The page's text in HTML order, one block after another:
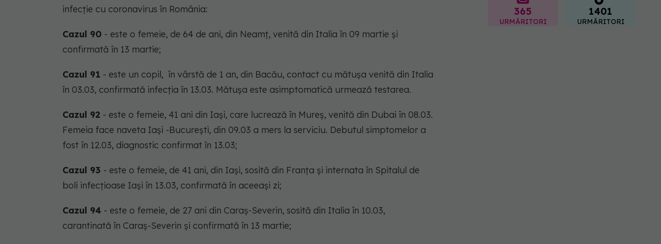
infecție cu coronavirus în România:
Cazul 90 - este o femeie, de 64 de ani, din Neamț, venită din Italia în 09 martie și
confirmată în 13 martie;
Cazul 91 - este un copil, în vârstă de 1 an, din Bacău, contact cu mătușa venită din Italia
în 03.03, confirmată infecția în 13.03. Mătușa este asimptomatică urmează testarea.
Cazul 92 - este o femeie, 41 ani din Iași, care lucrează în Mureș, venită din Dubai în 08.03.
Femeia face naveta Iași -București, din 09.03 a mers la serviciu. Debutul simptomelor a
fost în 12.03, diagnostic confirmat în 13.03;
Cazul 93 - este o femeie, de 41 ani, din Iași, sosită din Franța și internata în Spitalul de
boli infecțioase Iași în 13.03, confirmată în aceeași zi;
Cazul 94 - este o femeie, de 27 ani din Caraș-Severin, sosită din Italia în 10.03,
carantinată în Caraș-Severin și confirmată în 13 martie;
365
URMĂRITORI
1401
URMĂRITORI